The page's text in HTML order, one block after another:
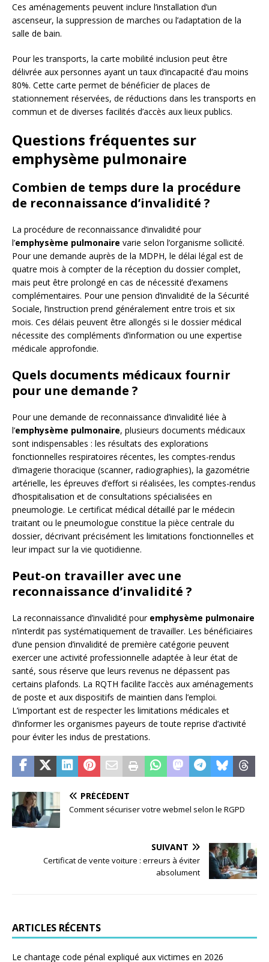
Ces aménagements peuvent inclure l’installation d’un
ascenseur, la suppression de marches ou l’adaptation de la
salle de bain.
Pour les transports, la carte mobilité inclusion peut être
délivrée aux personnes ayant un taux d’incapacité d’au moins
80%. Cette carte permet de bénéficier de places de
stationnement réservées, de réductions dans les transports en
commun et de diverses facilités d’accès aux lieux publics.
Questions fréquentes sur
emphysème pulmonaire
Combien de temps dure la procédure
de reconnaissance d’invalidité ?
La procédure de reconnaissance d’invalidité pour
l’emphysème pulmonaire varie selon l’organisme sollicité.
Pour une demande auprès de la MDPH, le délai légal est de
quatre mois à compter de la réception du dossier complet,
mais peut être prolongé en cas de nécessité d’examens
complémentaires. Pour une pension d’invalidité de la Sécurité
Sociale, l’instruction prend généralement entre trois et six
mois. Ces délais peuvent être allongés si le dossier médical
nécessite des compléments d’information ou une expertise
médicale approfondie.
Quels documents médicaux fournir
pour une demande ?
Pour une demande de reconnaissance d’invalidité liée à
l’emphysème pulmonaire, plusieurs documents médicaux
sont indispensables : les résultats des explorations
fonctionnelles respiratoires récentes, les comptes-rendus
d’imagerie thoracique (scanner, radiographies), la gazométrie
artérielle, les épreuves d’effort si réalisées, les comptes-rendus
d’hospitalisation et de consultations spécialisées en
pneumologie. Le certificat médical détaillé par le médecin
traitant ou le pneumologue constitue la pièce centrale du
dossier, décrivant précisément les limitations fonctionnelles et
leur impact sur la vie quotidienne.
Peut-on travailler avec une
reconnaissance d’invalidité ?
La reconnaissance d’invalidité pour emphysème pulmonaire
n’interdit pas systématiquement de travailler. Les bénéficiaires
d’une pension d’invalidité de première catégorie peuvent
exercer une activité professionnelle adaptée à leur état de
santé, sous réserve que leurs revenus ne dépassent pas
certains plafonds. La RQTH facilite l’accès aux aménagements
de poste et aux dispositifs de maintien dans l’emploi.
L’important est de respecter les limitations médicales et
d’informer les organismes payeurs de toute reprise d’activité
pour éviter les indus de prestations.
PRÉCÉDENT
Comment sécuriser votre webmel selon le RGPD
SUIVANT
Certificat de vente voiture : erreurs à éviter
absolument
ARTICLES RÉCENTS
Le chantage code pénal expliqué aux victimes en 2026